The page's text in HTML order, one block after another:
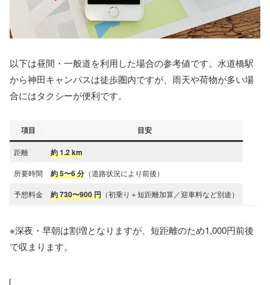
以下は昼間・一般道を利用した場合の参考値です。水道橋駅
から神田キャンパスは徒歩圏内ですが、雨天や荷物が多い場
合にはタクシーが便利です。
項目 目安
距離 約 1.2 km
所要時間 約 5〜6 分 （道路状況により前後）
予想料金 約 730〜900 円 （初乗り＋短距離加算／迎車料など別途）
※深夜・早朝は割増となりますが、短距離のため1,000円前後
で収まります。